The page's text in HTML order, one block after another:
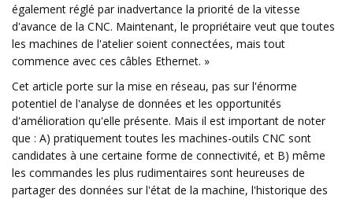
également réglé par inadvertance la priorité de la vitesse
d'avance de la CNC. Maintenant, le propriétaire veut que toutes
les machines de l'atelier soient connectées, mais tout
commence avec ces câbles Ethernet. »
Cet article porte sur la mise en réseau, pas sur l'énorme
potentiel de l'analyse de données et les opportunités
d'amélioration qu'elle présente. Mais il est important de noter
que : A) pratiquement toutes les machines-outils CNC sont
candidates à une certaine forme de connectivité, et B) même
les commandes les plus rudimentaires sont heureuses de
partager des données sur l'état de la machine, l'historique des